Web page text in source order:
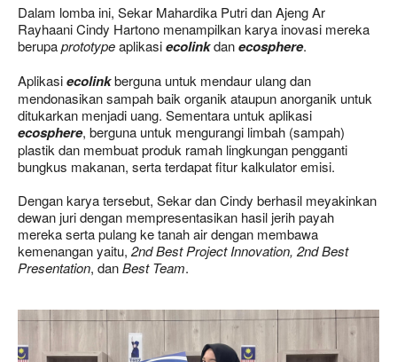
Dalam lomba ini, Sekar Mahardika Putri dan Ajeng Ar
Rayhaani Cindy Hartono menampilkan karya inovasi mereka
berupaprototypeaplikasiecolinkdanecosphere.
Aplikasiecolinkberguna untuk mendaur ulang dan
mendonasikan sampah baik organik ataupun anorganik untuk
ditukarkan menjadi uang. Sementara untuk aplikasi
ecosphere, berguna untuk mengurangi limbah (sampah)
plastik dan membuat produk ramah lingkungan pengganti
bungkus makanan, serta terdapat fitur kalkulator emisi.
Dengan karya tersebut, Sekar dan Cindy berhasil meyakinkan
dewan juri dengan mempresentasikan hasil jerih payah
mereka serta pulang ke tanah air dengan membawa
kemenangan yaitu, 2nd Best Project Innovation, 2nd Best
Presentation, danBest Team.